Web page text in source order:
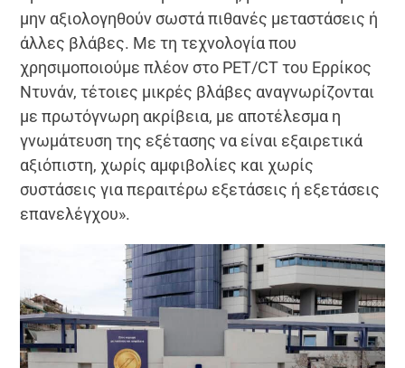
μην αξιολογηθούν σωστά πιθανές μεταστάσεις ή
άλλες βλάβες. Με τη τεχνολογία που
χρησιμοποιούμε πλέον στο PET/CT του Ερρίκος
Ντυνάν, τέτοιες μικρές βλάβες αναγνωρίζονται
με πρωτόγνωρη ακρίβεια, με αποτέλεσμα η
γνωμάτευση της εξέτασης να είναι εξαιρετικά
αξιόπιστη, χωρίς αμφιβολίες και χωρίς
συστάσεις για περαιτέρω εξετάσεις ή εξετάσεις
επανελέγχου».